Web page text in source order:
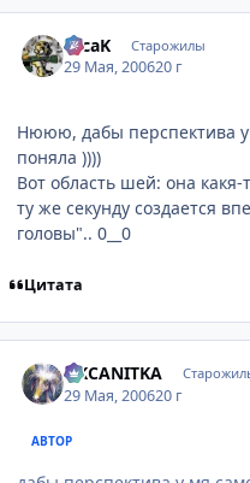
TecaK Старожилы
29 Мая, 200620 г
Нююю, дабы перспектива у
поняла ))))
Вот область шей: она
ту же секунду создается
головы".. 0__0
Цитата
OKCANITKA
29 Мая, 200620 г
АВТОР